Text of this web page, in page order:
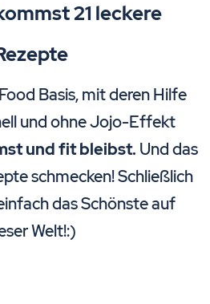
21 leckere
Basis, mit deren Hilfe
und ohne Jojo-Effekt
und fit bleibst. Und das
schmecken! Schließlich
das Schönste auf
Welt!:)